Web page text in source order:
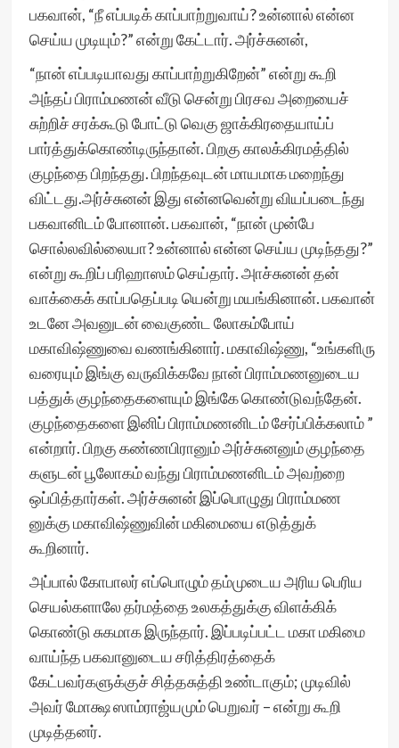
பகவான், “நீ எப்படிக் காப்பாற்றுவாய்? உன்னால் என்ன
செய்ய முடியும்?” என்று கேட்டார். அர்ச்சுனன்,
“நான் எப்படியாவது காப்பாற்றுகிறேன்” என்று கூறி
அந்தப் பிராம்மணன் வீடு சென்று பிரசவ அறையைச்
சுற்றிச் சரக்கூடு போட்டு வெகு ஜாக்கிரதையாய்ப்
பார்த்துக்கொண்டிருந்தான். பிறகு காலக்கிரமத்தில்
குழந்தை பிறந்தது. பிறந்தவுடன் மாயமாக மறைந்து
விட்டது.அர்ச்சுனன் இது என்னவென்று வியப்படைந்து
பகவானிடம் போனான். பகவான், “நான் முன்பே
சொல்லவில்லையா? உன்னால் என்ன செய்ய முடிந்தது?”
என்று கூறிப் பரிஹாஸம் செய்தார். அாச்சுனன் தன்
வாக்கைக் காப்பதெப்படி யென்று மயங்கினான். பகவான்
உடனே அவனுடன் வைகுண்ட லோகம்போய்
மகாவிஷ்ணுவை வணங்கினார். மகாவிஷ்ணு, “உங்களிரு
வரையும் இங்கு வருவிக்கவே நான் பிராம்மணனுடைய
பத்துக் குழந்தைகளையும் இங்கே கொண்டுவந்தேன்.
குழந்தைகளை இனிப் பிராம்மணனிடம் சேர்ப்பிக்கலாம் ”
என்றார். பிறகு கண்ணபிரானும் அர்ச்சுனனும் குழந்தை
களுடன் பூலோகம் வந்து பிராம்மணனிடம் அவற்றை
ஒப்பித்தார்கள். அர்ச்சுனன் இப்பொழுது பிராம்மண
னுக்கு மகாவிஷ்ணுவின் மகிமையை எடுத்துக்
கூறினார்.
அப்பால் கோபாலர் எப்பொழும் தம்முடைய அரிய பெரிய
செயல்களாலே தர்மத்தை உலகத்துக்கு விளக்கிக்
கொண்டு சுகமாக இருந்தார். இப்படிப்பட்ட மகா மகிமை
வாய்ந்த பகவானுடைய சரித்திரத்தைக்
கேட்பவர்களுக்குச் சித்தசுத்தி உண்டாகும்; முடிவில்
அவர் மோக்ஷ ஸாம்ராஜ்யமும் பெறுவர் – என்று கூறி
முடித்தனர்.